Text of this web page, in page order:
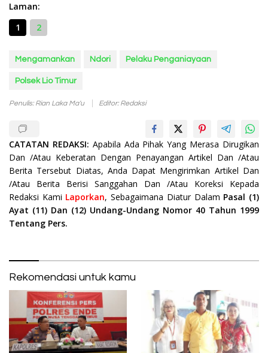
Laman:
1
2
Mengamankan Ndori Pelaku Penganiayaan
Polsek Lio Timur
Penulis: Rian Laka Ma'u Editor: Redaksi
CATATAN REDAKSI: Apabila Ada Pihak Yang Merasa Dirugikan
Dan /Atau Keberatan Dengan Penayangan Artikel Dan /Atau
Berita Tersebut Diatas, Anda Dapat Mengirimkan Artikel Dan
/Atau Berita Berisi Sanggahan Dan /Atau Koreksi Kepada
Redaksi Kami Laporkan, Sebagaimana Diatur Dalam Pasal (1)
Ayat (11) Dan (12) Undang-Undang Nomor 40 Tahun 1999
Tentang Pers.
Rekomendasi untuk kamu